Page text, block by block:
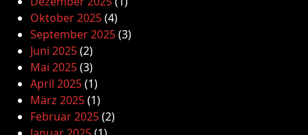
Oktober 2025(4)
September 2025(3)
Juni 2025(2)
Mai 2025(3)
April 2025(1)
März 2025(1)
Februar 2025(2)